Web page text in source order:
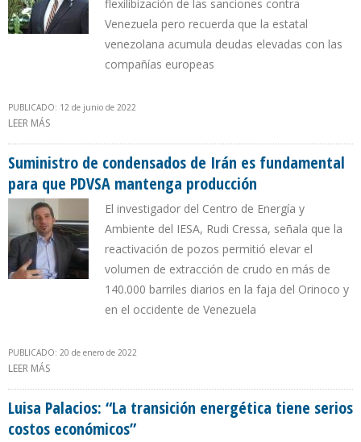
flexilibización de las sanciones contra
Venezuela pero recuerda que la estatal
venezolana acumula deudas elevadas con las
compañías europeas
PUBLICADO: 12 de junio de 2022
LEER MÁS
Suministro de condensados de Irán es fundamental
para que PDVSA mantenga producción
El investigador del Centro de Energía y
Ambiente del IESA, Rudi Cressa, señala que la
reactivación de pozos permitió elevar el
volumen de extracción de crudo en más de
140.000 barriles diarios en la faja del Orinoco y
en el occidente de Venezuela
PUBLICADO: 20 de enero de 2022
LEER MÁS
Luisa Palacios: “La transición energética tiene serios
costos económicos”